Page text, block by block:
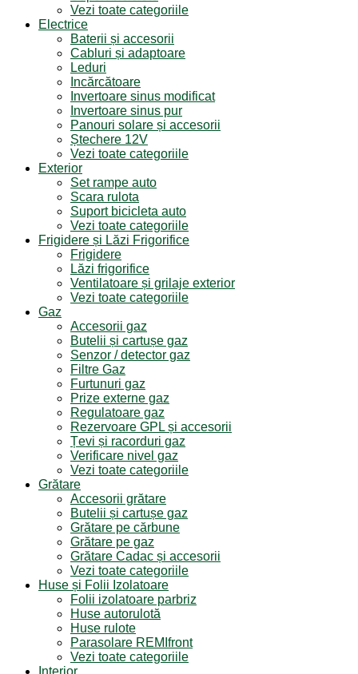
Vezi toate categoriile
Electrice
Baterii și accesorii
Cabluri și adaptoare
Leduri
Incărcătoare
Invertoare sinus modificat
Invertoare sinus pur
Panouri solare și accesorii
Ștechere 12V
Vezi toate categoriile
Exterior
Set rampe auto
Scara rulota
Suport bicicleta auto
Vezi toate categoriile
Frigidere și Lăzi Frigorifice
Frigidere
Lăzi frigorifice
Ventilatoare și grilaje exterior
Vezi toate categoriile
Gaz
Accesorii gaz
Butelii și cartușe gaz
Senzor / detector gaz
Filtre Gaz
Furtunuri gaz
Prize externe gaz
Regulatoare gaz
Rezervoare GPL și accesorii
Țevi și racorduri gaz
Verificare nivel gaz
Vezi toate categoriile
Grătare
Accesorii grătare
Butelii și cartușe gaz
Grătare pe cărbune
Grătare pe gaz
Grătare Cadac și accesorii
Vezi toate categoriile
Huse și Folii Izolatoare
Folii izolatoare parbriz
Huse autorulotă
Huse rulote
Parasolare REMIfront
Vezi toate categoriile
Interior